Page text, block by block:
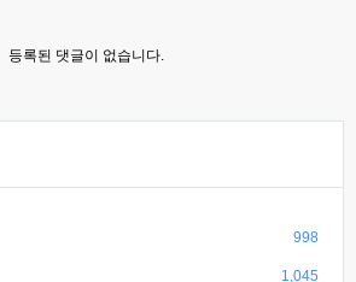
등록된 댓글이 없습니다.
998
1,045